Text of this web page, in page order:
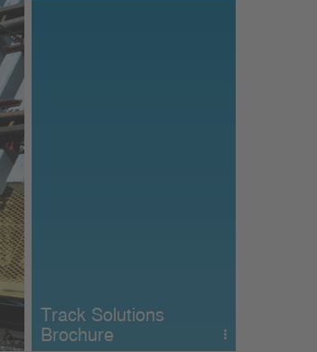
Track Solutions
Brochure